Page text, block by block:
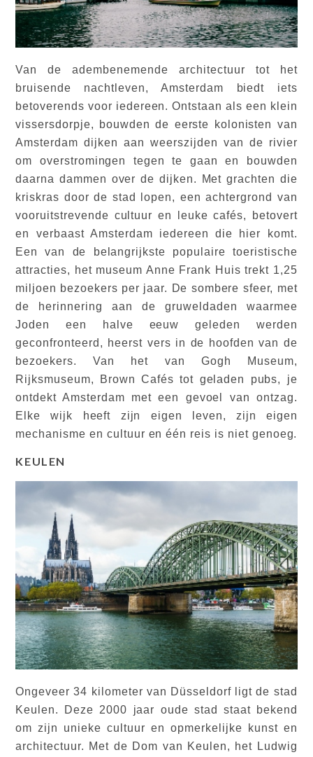
Van de adembenemende architectuur tot het
bruisende nachtleven, Amsterdam biedt iets
betoverends voor iedereen. Ontstaan als een klein
vissersdorpje, bouwden de eerste kolonisten van
Amsterdam dijken aan weerszijden van de rivier
om overstromingen tegen te gaan en bouwden
daarna dammen over de dijken. Met grachten die
kriskras door de stad lopen, een achtergrond van
vooruitstrevende cultuur en leuke cafés, betovert
en verbaast Amsterdam iedereen die hier komt.
Een van de belangrijkste populaire toeristische
attracties, het museum Anne Frank Huis trekt 1,25
miljoen bezoekers per jaar. De sombere sfeer, met
de herinnering aan de gruweldaden waarmee
Joden een halve eeuw geleden werden
geconfronteerd, heerst vers in de hoofden van de
bezoekers. Van het van Gogh Museum,
Rijksmuseum, Brown Cafés tot geladen pubs, je
ontdekt Amsterdam met een gevoel van ontzag.
Elke wijk heeft zijn eigen leven, zijn eigen
mechanisme en cultuur en één reis is niet genoeg.
KEULEN
Ongeveer 34 kilometer van Düsseldorf ligt de stad
Keulen. Deze 2000 jaar oude stad staat bekend
om zijn unieke cultuur en opmerkelijke kunst en
architectuur. Met de Dom van Keulen, het Ludwig